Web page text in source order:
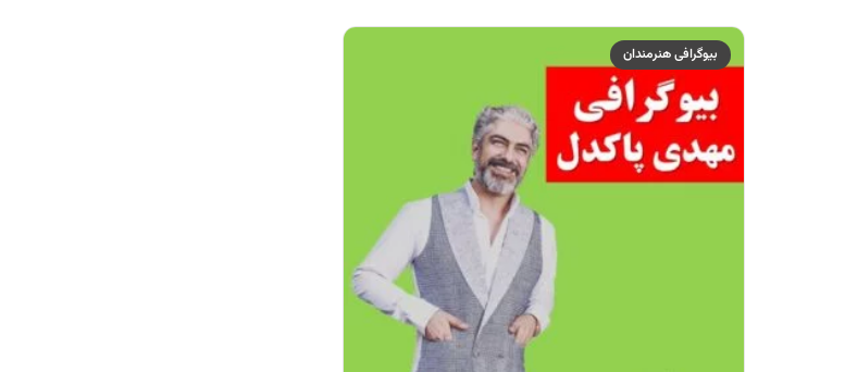
بیوگرافی هنرمندان